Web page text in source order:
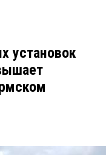
установок